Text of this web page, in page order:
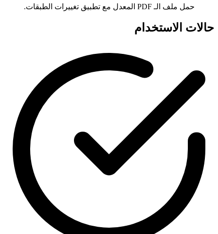
حمل ملف الـ PDF المعدل مع تطبيق تغييرات الطبقات.
حالات الاستخدام